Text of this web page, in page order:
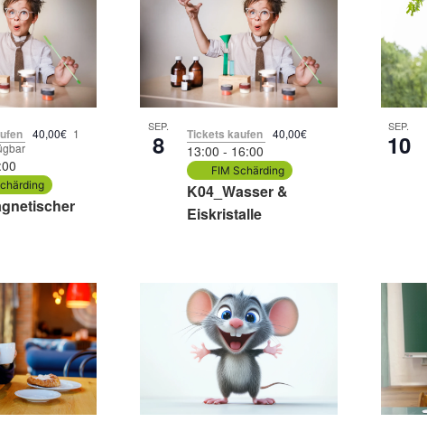
40,00€ 1
SEP.
8
K04_Wasser &
Eiskristalle
13:00- 16:00
FIM Schärding
Tickets kaufen 40,00€ SEP.
10